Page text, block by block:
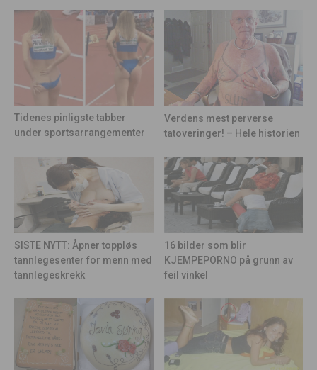
Tidenes pinligste tabber
under sportsarrangementer
Verdens mest perverse
tatoveringer! – Hele historien
SISTE NYTT: Åpner toppløs
tannlegesenter for menn med
tannlegeskrekk
16 bilder som blir
KJEMPEPORNO på grunn av
feil vinkel